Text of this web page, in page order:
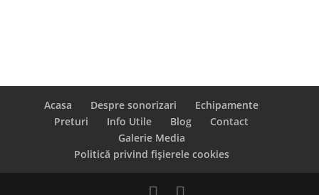
Acasa Despre sonorizari
Echipamente
Preturi
Info Utile Blog
Contact
Galerie Media
Politică privind fişierele cookies